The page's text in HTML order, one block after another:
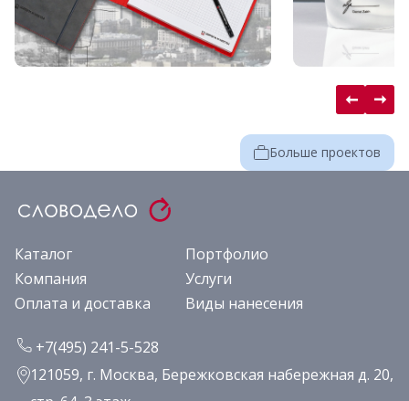
Больше проектов
Каталог
Портфолио
Компания
Услуги
Оплата и доставка
Виды нанесения
+7(495) 241-5-528
121059, г. Москва, Бережковская набережная д. 20,